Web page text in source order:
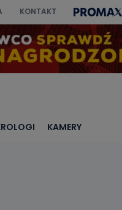
KONTAKT
KAMERY